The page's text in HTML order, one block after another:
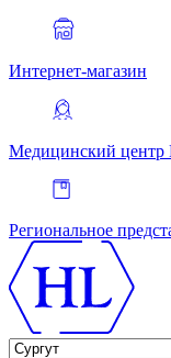
Интернет-магазин
Медицинский центр
Региональное